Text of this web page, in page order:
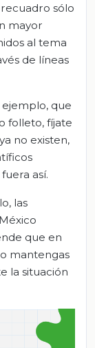
sólo
mayor
al tema
de líneas
que
folleto, fíjate
no existen,
así.
las
que en
mantengas
la situación